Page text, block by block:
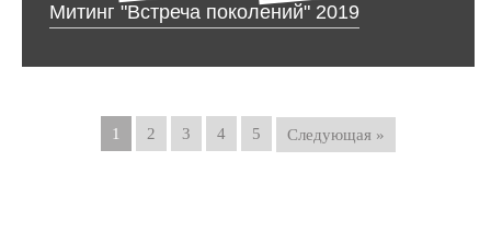
Митинг "Встреча поколений" 2019
1 2 3 4 5 Следующая »